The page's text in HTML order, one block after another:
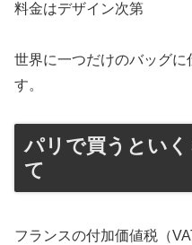
料金はデザイン次第
世界に一つだけのバッグ
す。
パリで買うとい
て
フランスの付加価値税（